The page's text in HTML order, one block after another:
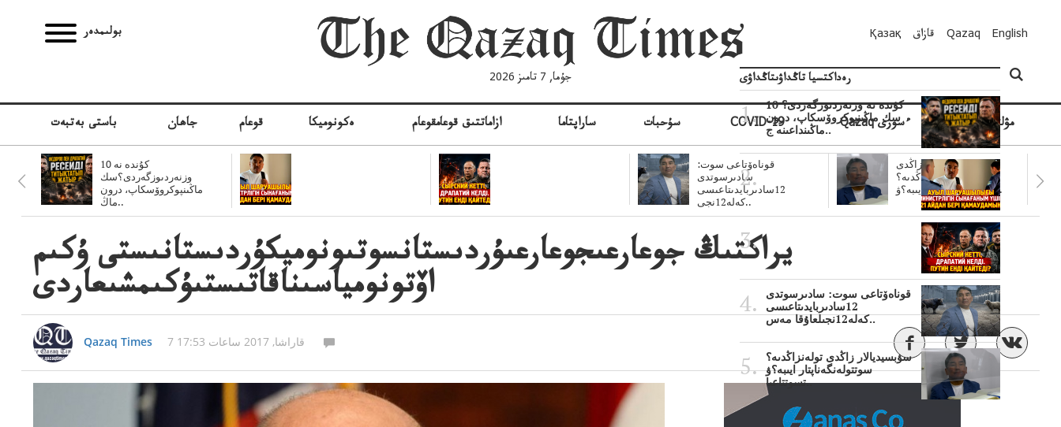
بولىمدەر
جۇما, 7 تامىز 2026
Қазақ قازاق Qazaq English
باستى بەتبەت جاھان قوعام ەكونوميكا ازاماتتىق قوعامقوعام ساراپتاما سۇحبات COVID-19 Qazaq ءسوزى مۋلتيمەديا
10 كۇندە نە
وزنەردىوزگەردى؟سك
ماڭىنپوكروۆسكاپ، درون
ماڭ..
قوناەۆتاعى سوت:
سادىرسوتدى
12سادىربايدىتاعىسى
كەلە12نجى..
سۋبسيديالار زاڭدى
تولەنزاڭدىە؟
سوتتولەنگەناپتار ايىبە؟ۋ..
يراكتىڭ جوعارعىجوعارعىۇردىستانسوتىونوميكۇردىستانىستى ۇكىم
اۆتونومياسىناقاتىستىۇكىمشىعاردى
Qazaq Times 7 قاراشا, 2017 ساعات 17:53
رەداكتسيا تاڭداۋىتاڭداۋى
10 كۇندە نە وزنەردىوزگەردى؟
سك ماڭىنپوكروۆسكاپ، درون
ماڭىنداعىنە ج..
قوناەۆتاعى سوت: سادىرسوتدى
12سادىربايدىتاعىسى
كەلە12نجىلعاۇقا مەس..
سۋبسيديالار زاڭدى تولەنزاڭدىە؟
سوتتولەنگەناپتار ايىبە؟ۋ
تسوتتاعىا..